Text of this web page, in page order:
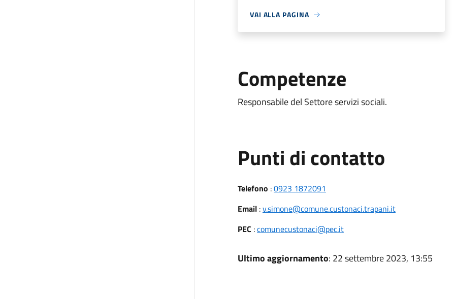
VAI ALLA PAGINA
Competenze
Responsabile del Settore servizi sociali.
Punti di contatto
Telefono :0923 1872091
Email:v.simone@comune.custonaci.trapani.it
PEC :comunecustonaci@pec.it
Ultimo aggiornamento: 22 settembre 2023, 13:55